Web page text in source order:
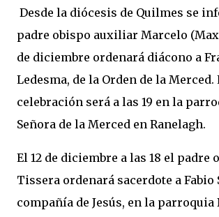
Desde la diócesis de Quilmes se
padre obispo auxiliar Marcelo
de diciembre ordenará diácono a
Ledesma, de la Orden de la Merced.
celebración será a las 19 en la
Señora de la Merced en Ranelagh.
El 12 de diciembre a las 18 el padre
Tissera ordenará sacerdote a Fabio
compañía de Jesús, en la parroquia